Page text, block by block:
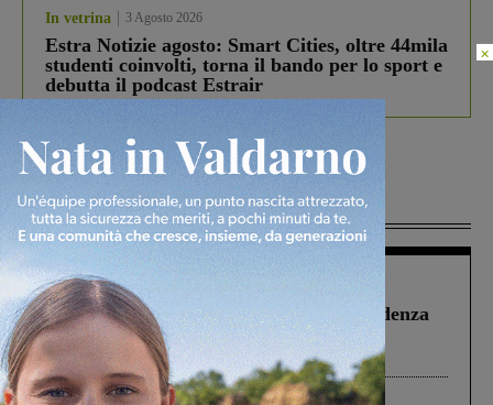
In vetrina 3 Agosto 2026
Estra Notizie agosto: Smart Cities, oltre 44mila
studenti coinvolti, torna il bando per lo sport e
debutta il podcast Estrair
Più lette
Figline Incisa Valdarno 1 Agosto 2026
Piscina di Figline finanziata oltre la scadenza
Pnrr, il gruppo di Fratelli d’Italia: “Un
ringraziamento al Governo”
Cronaca 4 Agosto 2026
×